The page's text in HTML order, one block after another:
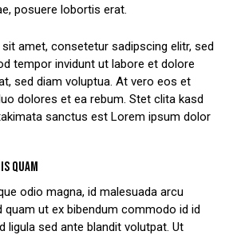
posuere lobortis erat.
amet, consetetur sadipscing elitr, sed
tempor invidunt ut labore et dolore
sed diam voluptua. At vero eos et
dolores et ea rebum. Stet clita kasd
sanctus est Lorem ipsum dolor
QUAM
odio magna, id malesuada arcu
quam ut ex bibendum commodo id id
ligula sed ante blandit volutpat. Ut